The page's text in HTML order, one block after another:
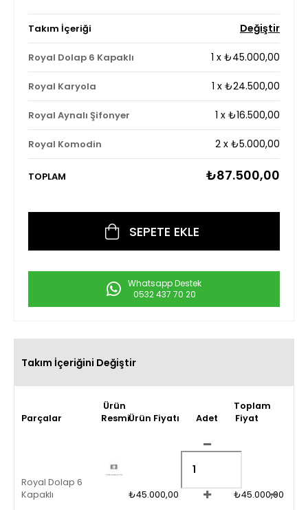
Takım İçeriği Değiştir
Royal Dolap 6 Kapaklı 1 x ₺45.000,00
Royal Karyola 1 x ₺24.500,00
Royal Aynalı Şifonyer 1 x ₺16.500,00
Royal Komodin 2 x ₺5.000,00
TOPLAM ₺87.500,00
Whatsapp Destek
0532 437 70 20
Takım İçeriğini Değiştir
Parçalar
Ürün
ResmiÜrün Fiyatı Adet
Toplam
Fiyat
Royal Dolap 6
Kapaklı
₺45.000,00 ₺45.000,00